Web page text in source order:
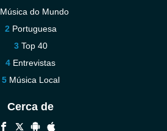
Música do Mundo
Portuguesa
Top 40
Entrevistas
Música Local
Cerca de